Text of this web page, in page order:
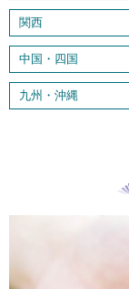
関西
中国・四国
九州・沖縄